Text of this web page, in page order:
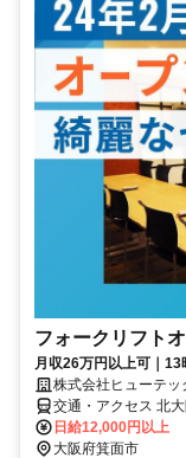
フォークリフト
月収26万円以上可｜
株式会社ヒューテ
交通・アクセス 北
勤でも交通費支給 ★
日給12,000円以上
大阪府箕面市